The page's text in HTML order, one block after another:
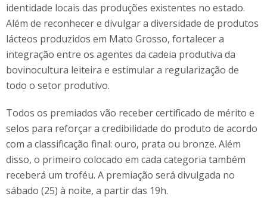
identidade locais das produções existentes no estado.
Além de reconhecer e divulgar a diversidade de produtos
lácteos produzidos em Mato Grosso, fortalecer a
integração entre os agentes da cadeia produtiva da
bovinocultura leiteira e estimular a regularização de
todo o setor produtivo.
Todos os premiados vão receber certificado de mérito e
selos para reforçar a credibilidade do produto de acordo
com a classificação final: ouro, prata ou bronze. Além
disso, o primeiro colocado em cada categoria também
receberá um troféu. A premiação será divulgada no
sábado (25) à noite, a partir das 19h.